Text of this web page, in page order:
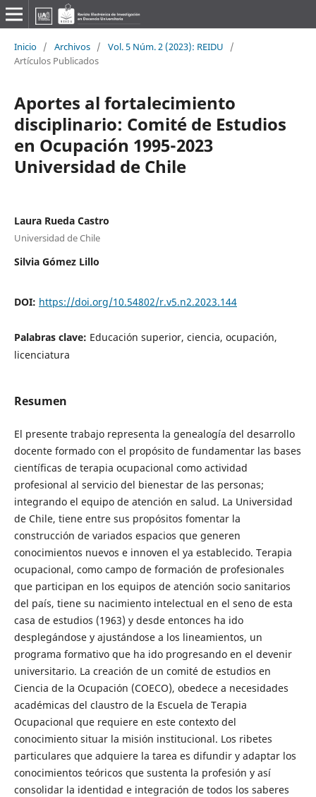
Inicio / Archivos / Vol. 5 Núm. 2 (2023): REIDU
/
Artículos Publicados
Aportes al fortalecimiento
disciplinario: Comité de Estudios
en Ocupación 1995-2023
Universidad de Chile
Laura Rueda Castro
Universidad de Chile
Silvia Gómez Lillo
DOI: https://doi.org/10.54802/r.v5.n2.2023.144
Palabras clave: Educación superior, ciencia, ocupación,
licenciatura
Resumen
El presente trabajo representa la genealogía del desarrollo
docente formado con el propósito de fundamentar las bases
científicas de terapia ocupacional como actividad
profesional al servicio del bienestar de las personas;
integrando el equipo de atención en salud. La Universidad
de Chile, tiene entre sus propósitos fomentar la
construcción de variados espacios que generen
conocimientos nuevos e innoven el ya establecido. Terapia
ocupacional, como campo de formación de profesionales
que participan en los equipos de atención socio sanitarios
del país, tiene su nacimiento intelectual en el seno de esta
casa de estudios (1963) y desde entonces ha ido
desplegándose y ajustándose a los lineamientos, un
programa formativo que ha ido progresando en el devenir
universitario. La creación de un comité de estudios en
Ciencia de la Ocupación (COECO), obedece a necesidades
académicas del claustro de la Escuela de Terapia
Ocupacional que requiere en este contexto del
conocimiento situar la misión institucional. Los ribetes
particulares que adquiere la tarea es difundir y adaptar los
conocimientos teóricos que sustenta la profesión y así
consolidar la identidad e integración de todos los saberes